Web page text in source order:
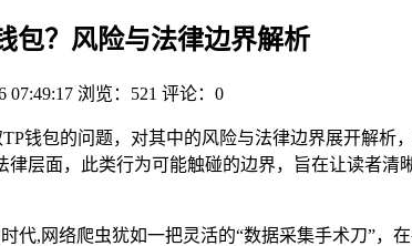
包？风险与法律边界解析
07:49:17 浏览：521 评论：0
钱包的问题，对其中的风险与法律边界展开解
层面，此类行为可能触碰的边界，旨在让读者
代,网络爬虫犹如一把灵活的“数据采集手术刀”，